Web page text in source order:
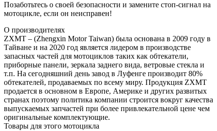
Позаботьтесь о своей безопасности и замените стоп-сигнал на
мотоцикле, если он неисправен!
О производителях
ZXMT – (Zhengxin Motor Taiwan) была основана в 2009 году в
Тайване и на 2020 год является лидером в производстве
запасных частей для мотоциклов таких как обтекатели,
приборные панели, зеркала заднего вида, ветровые стекла и
т.п. На сегодняшний день завод в Луфенге производит 80%
обтекателей, продаваемых по всему миру. Продукция ZXMT
продается в основном в Европе, Америке и других развитых
странах поэтому политика компании строится вокруг качества
выпускаемых запчастей при более привлекательной цене чем
оригинальные комплектующие.
Товары для этого мотоцикла